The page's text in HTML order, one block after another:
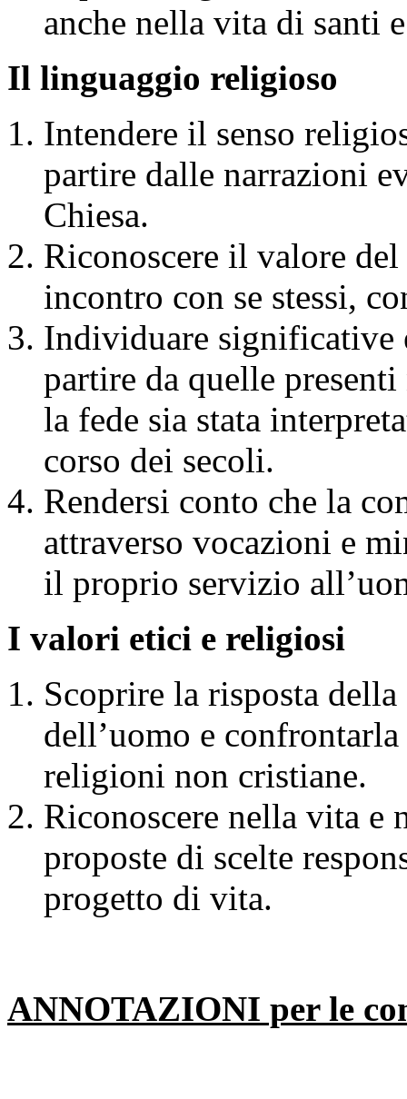
anche nella vita di santi
Il linguaggio religioso
Intendere il senso
partire dalle narrazioni
Chiesa.
Riconoscere il valore
incontro con se stessi,
Individuare significative
partire da quelle
la fede sia stata
corso dei secoli.
Rendersi conto che la
attraverso vocazioni e
il proprio servizio
I valori etici e religiosi
Scoprire la risposta
dell’uomo e
religioni non cristiane.
Riconoscere nella vita e
proposte di scelte
progetto di vita.
ANNOTAZIONI per le